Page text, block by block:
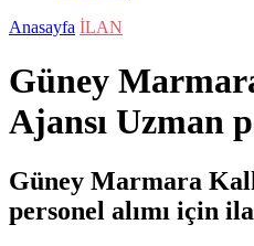
Anasayfa İLAN
Güney
Ajansı Uzman
Güney Marmara
personel alımı için